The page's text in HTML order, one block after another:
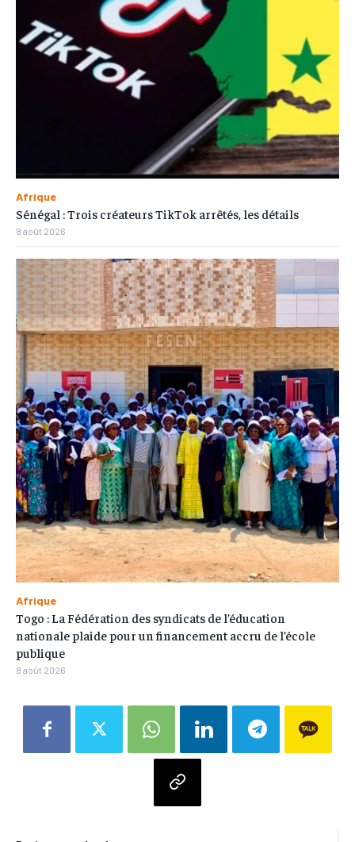
Afrique
Sénégal : Trois créateurs TikTok arrêtés, les détails
8 août 2026
Afrique
Togo : La Fédération des syndicats de l’éducation
nationale plaide pour un financement accru de l’école
publique
8 août 2026